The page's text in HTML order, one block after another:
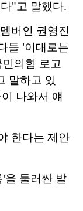
"고 말했다.
버인 권영진
들 '이대로는
의힘 로고
말하고 있
나와서 얘
한다는 제안
을 둘러싼 발